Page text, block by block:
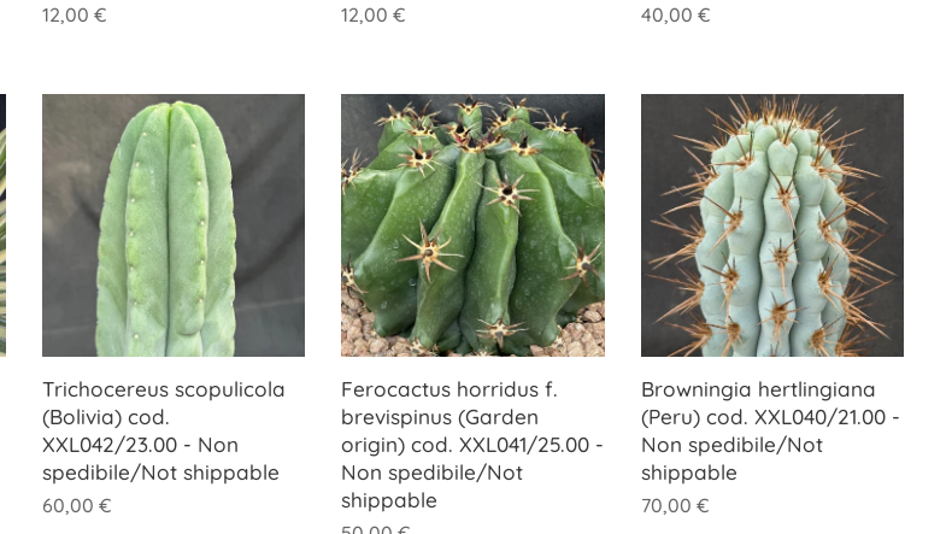
12,00 € 12,00 € 40,00 €
Trichocereus scopulicola
(Bolivia) cod.
XXL042/23.00 - Non
spedibile/Not shippable
60,00 €
Ferocactus horridus f.
brevispinus (Garden
origin) cod. XXL041/25.00 -
Non spedibile/Not
shippable
Browningia hertlingiana
(Peru) cod. XXL040/21.00 -
Non spedibile/Not
shippable
70,00 €